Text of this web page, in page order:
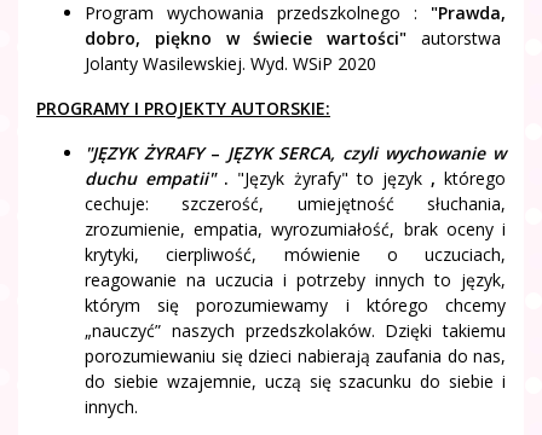
Program wychowania przedszkolnego : "Prawda,
dobro, piękno w świecie wartości" autorstwa
Jolanty Wasilewskiej. Wyd. WSiP 2020
PROGRAMY I PROJEKTY AUTORSKIE:
"JĘZYK ŻYRAFY– JĘZYK SERCA, czyli wychowanie w
duchu empatii" . "Język żyrafy" to język, którego
cechuje: szczerość, umiejętność słuchania,
zrozumienie, empatia, wyrozumiałość, brak oceny i
krytyki, cierpliwość, mówienie o uczuciach,
reagowanie na uczucia i potrzeby innych to język,
którym się porozumiewamy i którego chcemy
„nauczyć” naszych przedszkolaków. Dzięki takiemu
porozumiewaniu się dzieci nabierają zaufania do nas,
do siebie wzajemnie, uczą się szacunku do siebie i
innych.